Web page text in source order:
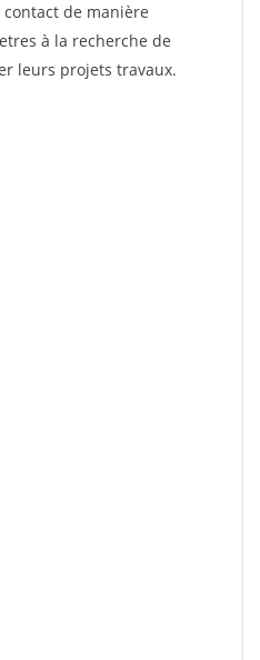
de manière
à la recherche de
leurs projets travaux.